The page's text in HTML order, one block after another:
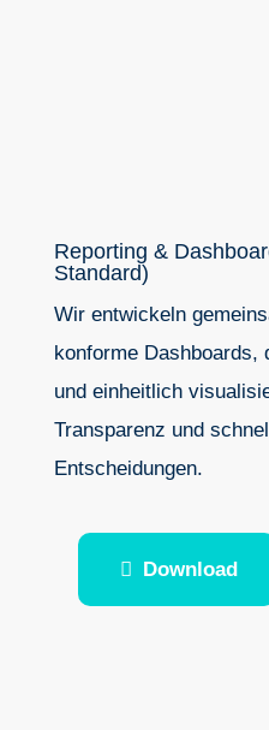
Reporting &
Standard)
Wir entwickeln
konforme Dashboards,
und einheitlich
Transparenz und
Entscheidungen.
Download